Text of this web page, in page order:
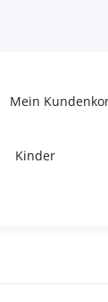
Mein
Kinder